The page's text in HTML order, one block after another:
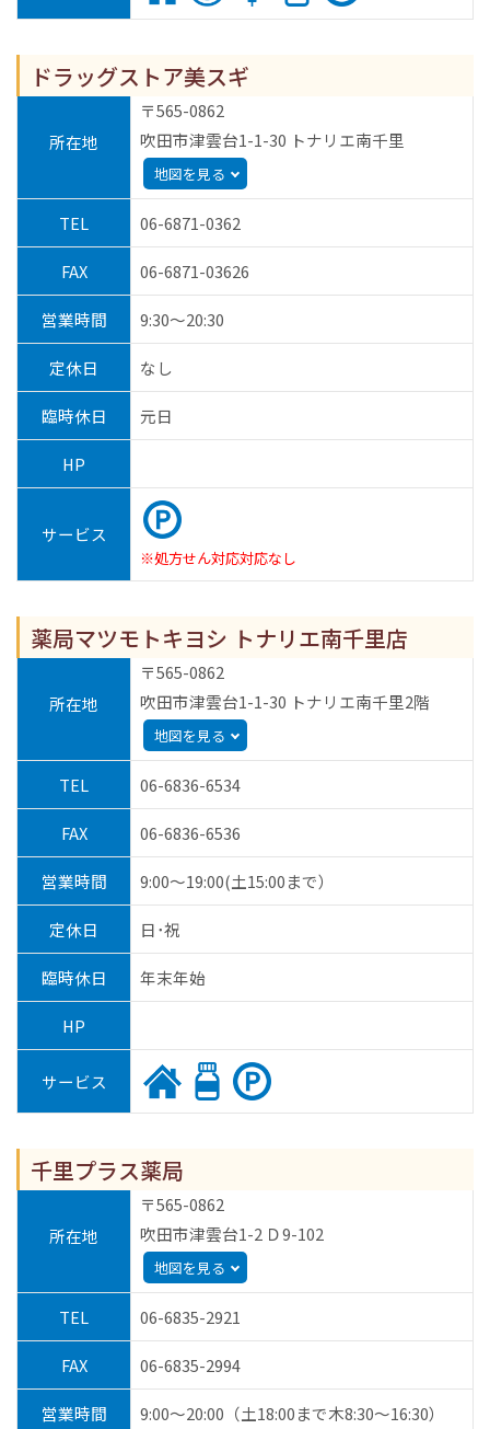
ドラッグストア美スギ
所在地
〒565-0862
吹田市津雲台1-1-30 トナリエ南千里
地図を見る
TEL 06-6871-0362
FAX 06-6871-03626
営業時間 9:30～20:30
定休日 なし
臨時休日 元日
HP
サービス
※処方せん対応対応なし
薬局マツモトキヨシ トナリエ南千里店
所在地
〒565-0862
吹田市津雲台1-1-30 トナリエ南千里2階
地図を見る
TEL 06-6836-6534
FAX 06-6836-6536
営業時間 9:00～19:00(土15:00まで）
定休日 日･祝
臨時休日 年末年始
HP
サービス
千里プラス薬局
所在地
〒565-0862
吹田市津雲台1-2 Ｄ9-102
地図を見る
TEL 06-6835-2921
FAX 06-6835-2994
営業時間 9:00～20:00（土18:00まで木8:30～16:30）